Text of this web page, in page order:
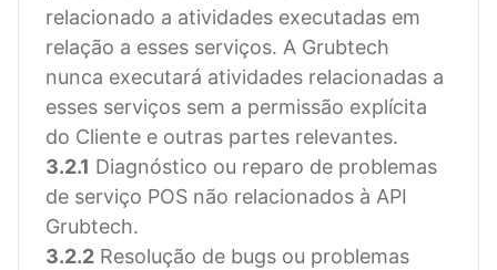
relacionado a atividades executadas em
relação a esses serviços. A Grubtech
nunca executará atividades relacionadas a
esses serviços sem a permissão explícita
do Cliente e outras partes relevantes.
3.2.1 Diagnóstico ou reparo de problemas
de serviço POS não relacionados à API
Grubtech.
3.2.2 Resolução de bugs ou problemas